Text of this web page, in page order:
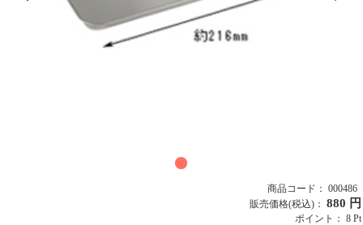
商品コード： 000486
販売価格(税込)： 880 円
ポイント： 8 Pt